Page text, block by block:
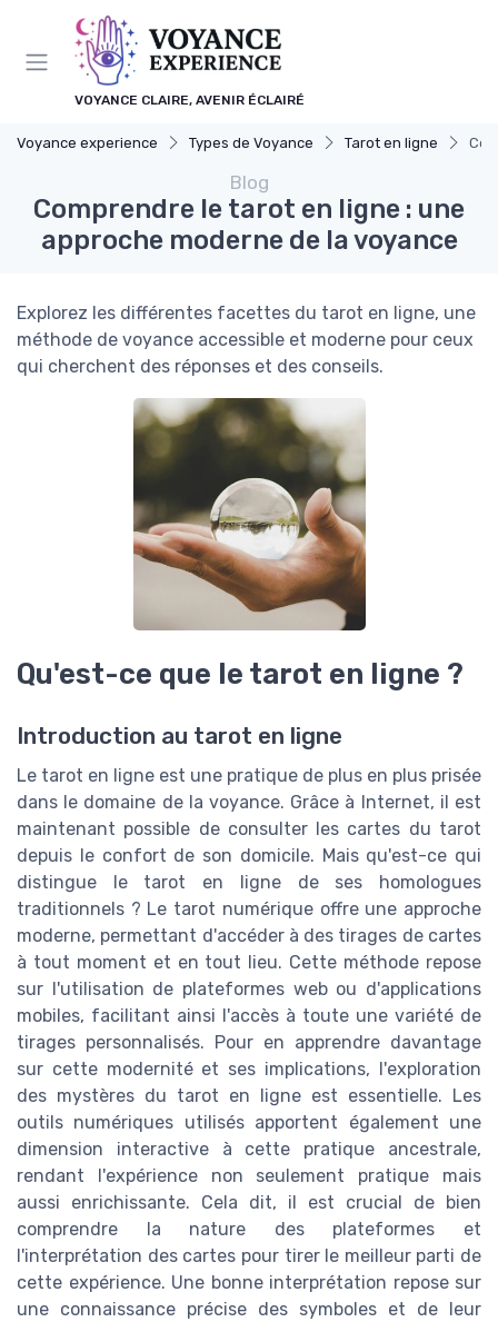
VOYANCE CLAIRE, AVENIR ÉCLAIRÉ
Voyance experience Types de Voyance Tarot en ligne
Blog
Comprendre le tarot en ligne : une
approche moderne de la voyance
Explorez les différentes facettes du tarot en ligne, une
méthode de voyance accessible et moderne pour ceux
qui cherchent des réponses et des conseils.
Qu'est-ce que le tarot en ligne ?
Introduction au tarot en ligne
Le tarot en ligne est une pratique de plus en plus prisée
dans le domaine de la voyance. Grâce à Internet, il est
maintenant possible de consulter les cartes du tarot
depuis le confort de son domicile. Mais qu'est-ce qui
distingue le tarot en ligne de ses homologues
traditionnels ? Le tarot numérique offre une approche
moderne, permettant d'accéder à des tirages de cartes
à tout moment et en tout lieu. Cette méthode repose
sur l'utilisation de plateformes web ou d'applications
mobiles, facilitant ainsi l'accès à toute une variété de
tirages personnalisés. Pour en apprendre davantage
sur cette modernité et ses implications, l'exploration
des mystères du tarot en ligne est essentielle. Les
outils numériques utilisés apportent également une
dimension interactive à cette pratique ancestrale,
rendant l'expérience non seulement pratique mais
aussi enrichissante. Cela dit, il est crucial de bien
comprendre la nature des plateformes et
l'interprétation des cartes pour tirer le meilleur parti de
cette expérience. Une bonne interprétation repose sur
une connaissance précise des symboles et de leur
Panneau de gestion des cookies